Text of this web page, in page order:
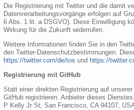
Die Registrierung mit Twitter und die damit
Datenverarbeitungsvorgänge erfolgen auf
6 Abs. 1 lit. a DSGVO). Diese Einwilligung
Wirkung für die Zukunft widerrufen.
Weitere Informationen finden Sie in den
den Twitter-Datenschutzbestimmungen.
https://twitter.com/de/tos und https://
Registrierung mit GitHub
Statt einer direkten Registrierung auf
GitHub registrieren. Anbieter dieses
P Kelly Jr St, San Francisco, CA 94107,